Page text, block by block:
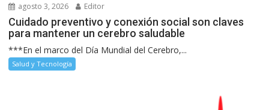
agosto 3, 2026 Editor
Cuidado preventivo y conexión social son claves
para mantener un cerebro saludable
***En el marco del Día Mundial del Cerebro,...
Salud y Tecnología